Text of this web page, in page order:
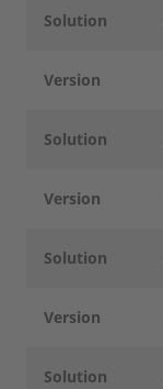
Solution
Version
Solution
Version
Solution
Version
Solution